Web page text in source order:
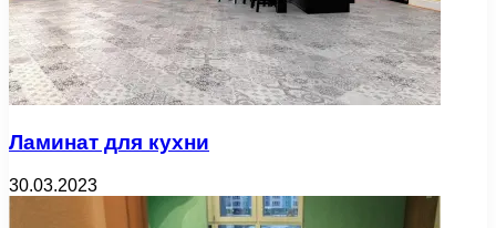
Ламинат для кухни
30.03.2023